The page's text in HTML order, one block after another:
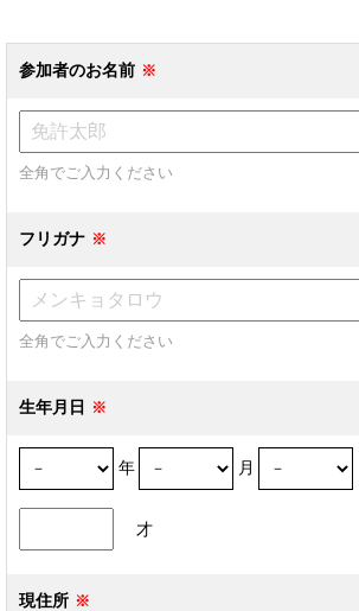
参加者のお名前
全角でご入力ください
フリガナ
全角でご入力ください
生年月日
年 月
才
現住所